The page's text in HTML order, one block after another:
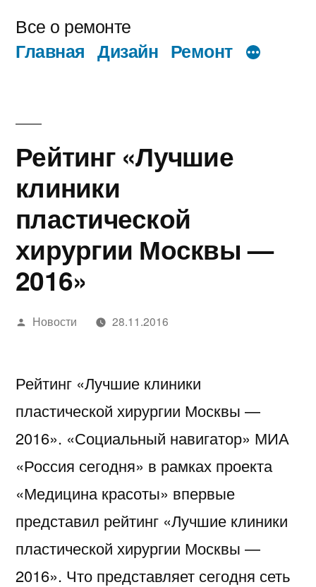
содержимому
Все о ремонте
Главная Дизайн Ремонт
Рейтинг «Лучшие
клиники
пластической
хирургии Москвы —
2016»
Написано
Новости 28.11.2016
Рейтинг «Лучшие клиники
пластической хирургии Москвы —
2016». «Социальный навигатор» МИА
«Россия сегодня» в рамках проекта
«Медицина красоты» впервые
представил рейтинг «Лучшие клиники
пластической хирургии Москвы —
2016». Что представляет сегодня сеть